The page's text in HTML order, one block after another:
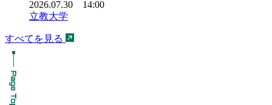
2026.07.30 14:00
立教大学
すべてを見る